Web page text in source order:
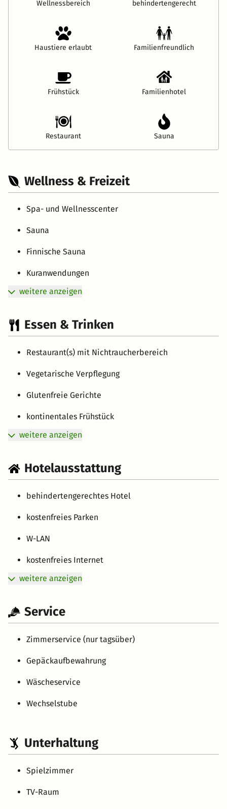
Wellnessbereich behindertengerecht
Haustiere erlaubt Familienfreundlich
Frühstück Familienhotel
Restaurant Sauna
Wellness & Freizeit
Spa- und Wellnesscenter
Sauna
Finnische Sauna
Kuranwendungen
weitere anzeigen
Essen & Trinken
Restaurant(s) mit Nichtraucherbereich
Vegetarische Verpflegung
Glutenfreie Gerichte
kontinentales Frühstück
weitere anzeigen
Hotelausstattung
behindertengerechtes Hotel
kostenfreies Parken
W-LAN
kostenfreies Internet
weitere anzeigen
Service
Zimmerservice (nur tagsüber)
Gepäckaufbewahrung
Wäscheservice
Wechselstube
Unterhaltung
Spielzimmer
TV-Raum